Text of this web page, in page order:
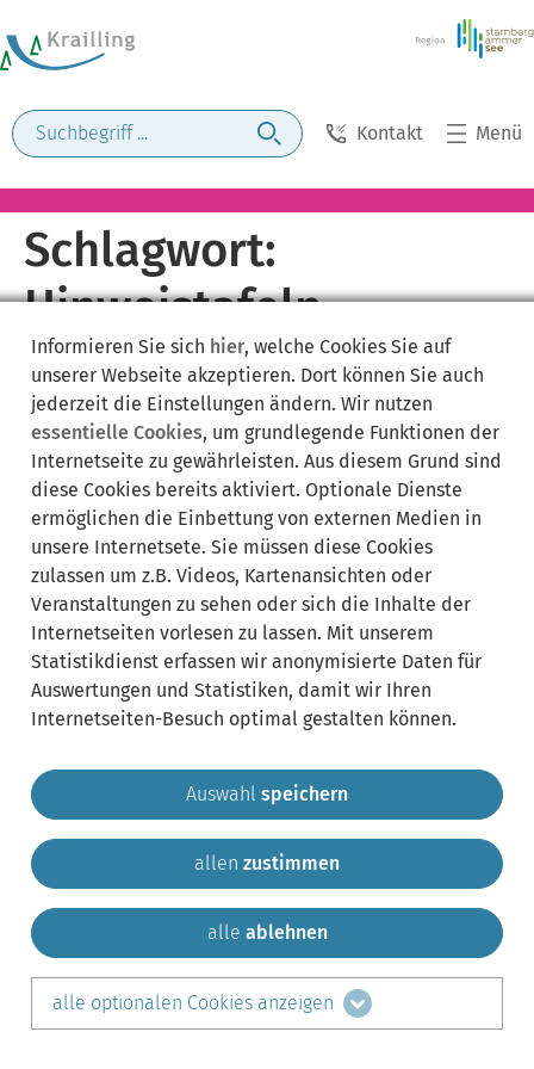
Kontakt Menü
Schlagwort:
Hinweistafeln
Baustelle
Gemeinde Krailling Impressum
Sitemap
Kontakt
teilen auf:
LinkedIn
Informieren Sie sich hier, welche Cookies Sie auf
unserer Webseite akzeptieren. Dort können Sie auch
jederzeit die Einstellungen ändern. Wir nutzen
essentielle Cookies, um grundlegende Funktionen der
Internetseite zu gewährleisten. Aus diesem Grund sind
diese Cookies bereits aktiviert. Optionale Dienste
ermöglichen die Einbettung von externen Medien in
unsere Internetsete. Sie müssen diese Cookies
zulassen um z.B. Videos, Kartenansichten oder
Veranstaltungen zu sehen oder sich die Inhalte der
Internetseiten vorlesen zu lassen. Mit unserem
Statistikdienst erfassen wir anonymisierte Daten für
Auswertungen und Statistiken, damit wir Ihren
Internetseiten-Besuch optimal gestalten können.
Auswahl speichern
allen zustimmen
alle ablehnen
alle optionalen Cookies anzeigen